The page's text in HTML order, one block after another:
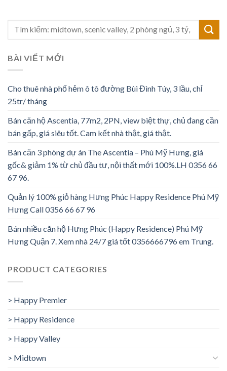
BÀI VIẾT MỚI
Cho thuê nhà phố hẻm ô tô đường Bùi Đình Túy, 3 lầu, chỉ
25tr/ tháng
Bán căn hộ Ascentia, 77m2, 2PN, view biệt thự, chủ đang cần
bán gấp, giá siêu tốt. Cam kết nhà thật, giá thật.
Bán căn 3 phòng dự án The Ascentia – Phú Mỹ Hưng, giá
gốc& giảm 1% từ chủ đầu tư, nội thất mới 100%.LH 0356 66
67 96.
Quản lý 100% giỏ hàng Hưng Phúc Happy Residence Phú Mỹ
Hưng Call 0356 66 67 96
Bán nhiều căn hộ Hưng Phúc (Happy Residence) Phú Mỹ
Hưng Quận 7. Xem nhà 24/7 giá tốt 0356666796 em Trung.
PRODUCT CATEGORIES
> Happy Premier
> Happy Residence
> Happy Valley
> Midtown